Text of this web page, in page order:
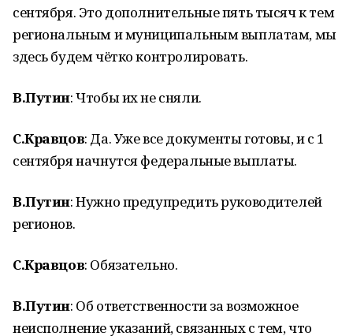
сентября. Это дополнительные пять тысяч к тем
региональным и муниципальным выплатам, мы
здесь будем чётко контролировать.
В.Путин: Чтобы их не сняли.
С.Кравцов: Да. Уже все документы готовы, и с 1
сентября начнутся федеральные выплаты.
В.Путин: Нужно предупредить руководителей
регионов.
С.Кравцов: Обязательно.
В.Путин: Об ответственности за возможное
неисполнение указаний, связанных с тем, что